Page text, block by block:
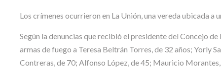
Los crímenes ocurrieron en La Unión, una vereda ubicada a
Según la denuncias que recibió el presidente del Concejo
armas de fuego a Teresa Beltrán Torres, de 32 años; Yorly
Contreras, de 70; Alfonso López, de 45; Mauricio